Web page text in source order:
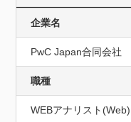
企業名
PwC Japan合同会社
職種
WEBアナリスト(Web)